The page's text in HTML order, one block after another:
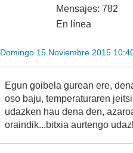
Mensajes: 782
En línea
Domingo 15 Noviembre 2015
Egun goibela gurean ere,
oso baju, temperaturaren
udazken hau dena den,
oraindik...bitxia aurtengo